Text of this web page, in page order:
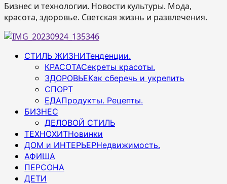
Бизнес и технологии. Новости культуры. Мода,
красота, здоровье. Светская жизнь и развлечения.
Основное
СТИЛЬ ЖИЗНИТенденции.
КРАСОТАСекреты красоты.
ЗДОРОВЬЕКак сберечь и укрепить
СПОРТ
ЕДАПродукты. Рецепты.
БИЗНЕС
ДЕЛОВОЙ СТИЛЬ
ТЕХНОХИТНовинки
ДОМ и ИНТЕРЬЕРНедвижимость.
АФИША
ПЕРСОНА
ДЕТИ